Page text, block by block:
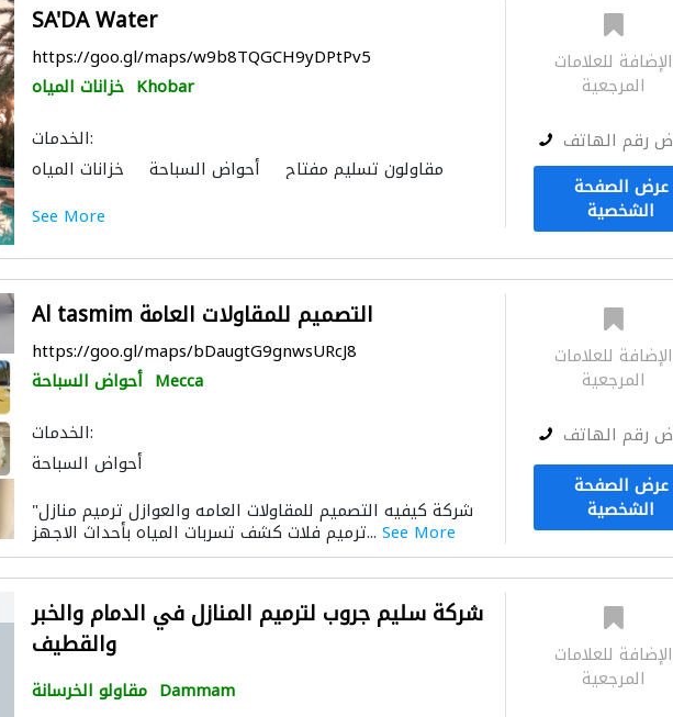
SA'DA Water
https://goo.gl/maps/w9b8TQGCH9yDPtPv5
خزانات المياه Khobar
الخدمات:
خزانات المياه
أحواض السباحة
مقاولون تسليم مفتاح
See More
الإضافة للعلامات
المرجعية
رقم الهاتف
عرض الصفحة
الشخصية
Al tasmim التصميم للمقاولات العامة
https://goo.gl/maps/bDaugtG9gnwsURcJ8
أحواض السباحة Mecca
الخدمات:
أحواض السباحة
"شركة كيفيه التصميم للمقاولات العامه والعوازل ترميم منازل
ترميم فلات كشف تسربات المياه بأحداث الاجهز... See More
الإضافة للعلامات
المرجعية
رقم الهاتف
عرض الصفحة
الشخصية
شركة سليم جروب لترميم المنازل في الدمام والخبر
والقطيف
مقاولو الخرسانة Dammam
الإضافة للعلامات
المرجعية